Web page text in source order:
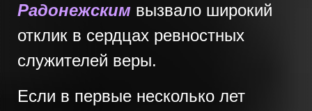
Радонежским вызвало широкий
отклик в сердцах ревностных
служителей веры.
Если в первые несколько лет